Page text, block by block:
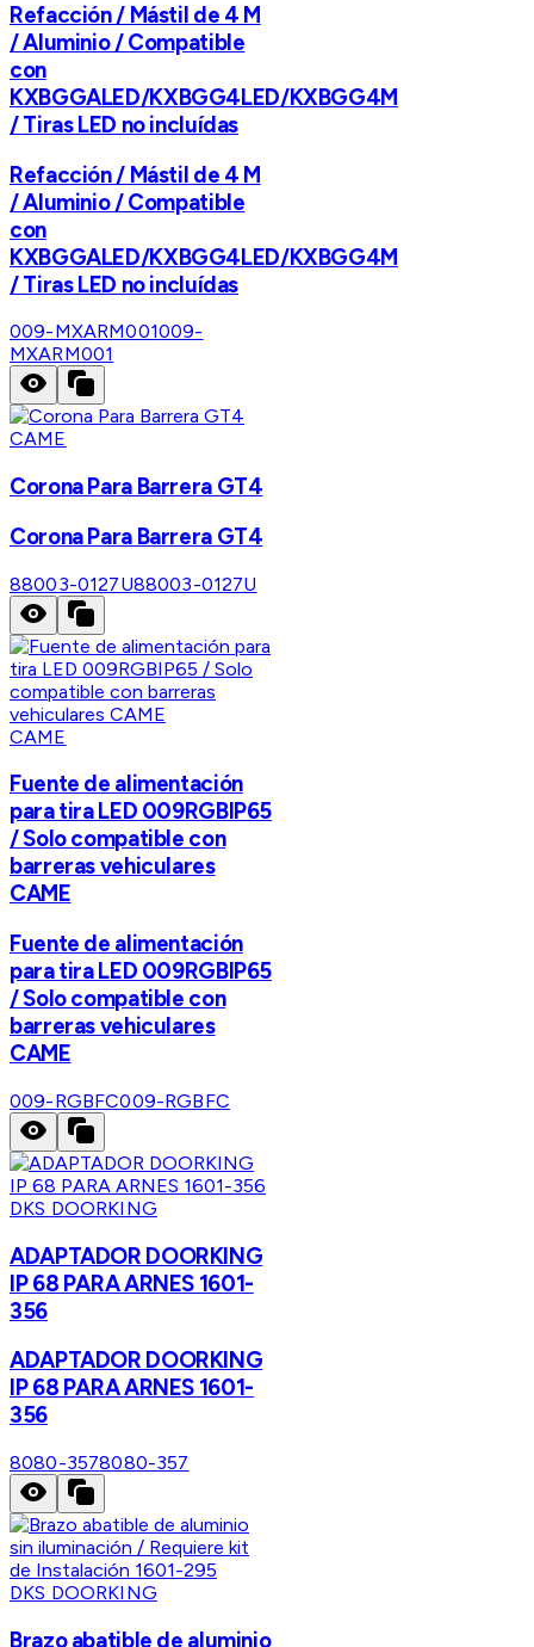
Refacción / Mástil de 4 M
/ Aluminio / Compatible
con
KXBGGALED/KXBGG4LED/KXBGG4M
/ Tiras LED no incluídas
Refacción / Mástil de 4 M
/ Aluminio / Compatible
con
KXBGGALED/KXBGG4LED/KXBGG4M
/ Tiras LED no incluídas
009-MXARM001009-
MXARM001
CAME
Corona Para Barrera GT4
Corona Para Barrera GT4
88003-0127U88003-0127U
CAME
Fuente de alimentación
para tira LED 009RGBIP65
/ Solo compatible con
barreras vehiculares
CAME
Fuente de alimentación
para tira LED 009RGBIP65
/ Solo compatible con
barreras vehiculares
CAME
009-RGBFC009-RGBFC
DKS DOORKING
ADAPTADOR DOORKING
IP 68 PARA ARNES 1601-
356
ADAPTADOR DOORKING
IP 68 PARA ARNES 1601-
356
8080-3578080-357
DKS DOORKING
Brazo abatible de aluminio